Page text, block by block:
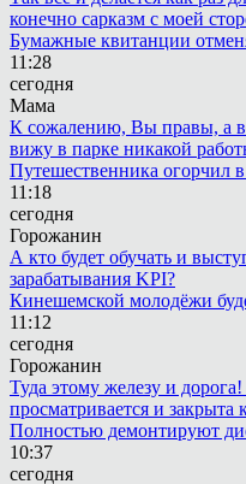
конечно сарказм с моей
Бумажные квитанции
11:28
сегодня
Мама
К сожалению, Вы правы, а
вижу в парке никакой
Путешественника огорчил
11:18
сегодня
Горожанин
А кто будет обучать и
зарабатывания KPI?
Кинешемской молодёжи
11:12
сегодня
Горожанин
Туда этому железу и
просматривается и
Полностью демонтируют
10:37
сегодня